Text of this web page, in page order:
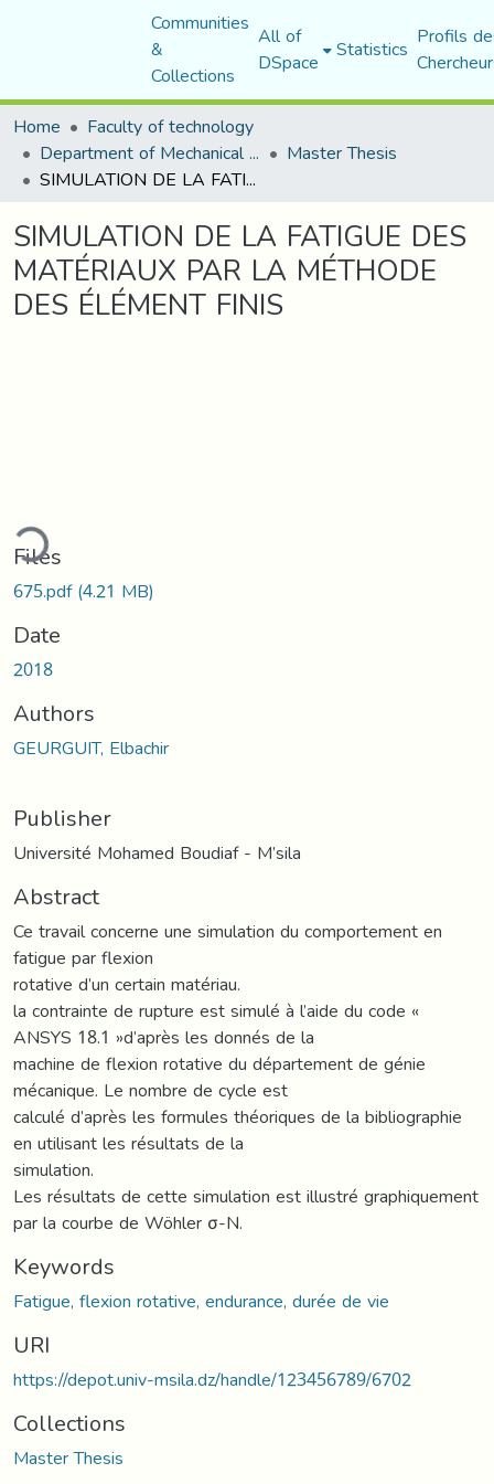
Communities
&
Collections
All of
DSpace Statistics Profils
Home
Faculty of technology
Department of Mechanical Engineering Master Thesis
SIMULATION DE LA FATIGUE DES MATÉRIAUX PAR LA MÉTHODE DES ÉLÉMENT FINIS
SIMULATION DE LA FATIGUE DES
MATÉRIAUX PAR LA MÉTHODE
DES ÉLÉMENT FINIS
Files
675.pdf(4.21 MB)
Date
2018
Authors
GEURGUIT, Elbachir
Publisher
Université Mohamed Boudiaf - M’sila
Abstract
Ce travail concerne une simulation du comportement en
fatigue par flexion
rotative d’un certain matériau.
la contrainte de rupture est simulé à l’aide du code «
ANSYS 18.1 »d’après les donnés de la
machine de flexion rotative du département de génie
mécanique. Le nombre de cycle est
calculé d’après les formules théoriques de la bibliographie
en utilisant les résultats de la
simulation.
Les résultats de cette simulation est illustré graphiquement
par la courbe de Wöhler σ-N.
Keywords
Fatigue, flexion rotative, endurance, durée de vie
URI
https://depot.univ-msila.dz/handle/123456789/6702
Collections
Master Thesis